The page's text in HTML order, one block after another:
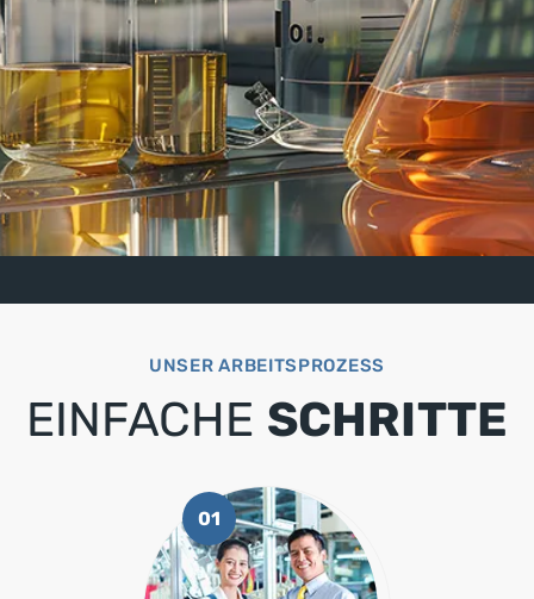
UNSER ARBEITSPROZESS
EINFACHE SCHRITTE
01